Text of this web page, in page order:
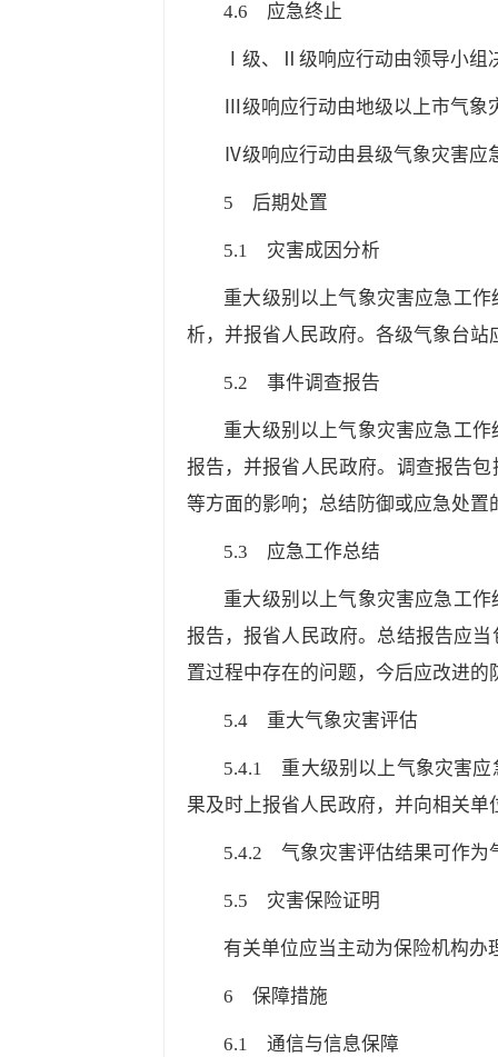
4.6 应急终止
Ⅰ级、Ⅱ级响应行动由领导小组
Ⅲ级响应行动由地级以上市气
Ⅳ级响应行动由县级气象灾害应
5 后期处置
5.1 灾害成因分析
重大级别以上气象灾害应急工
析，并报省人民政府。各级气象台
5.2 事件调查报告
重大级别以上气象灾害应急工
报告，并报省人民政府。调查报告
等方面的影响；总结防御或应急处
5.3 应急工作总结
重大级别以上气象灾害应急工
报告，报省人民政府。总结报告应
置过程中存在的问题，今后应改进
5.4 重大气象灾害评估
5.4.1 重大级别以上气象灾害应
果及时上报省人民政府，并向相关单
5.4.2 气象灾害评估结果可作为
5.5 灾害保险证明
有关单位应当主动为保险机构
6 保障措施
6.1 通信与信息保障